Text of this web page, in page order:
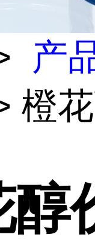
产
橙
醇